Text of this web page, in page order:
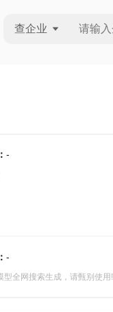
查企业
-
-
型全网搜索生成，请甄别使用!